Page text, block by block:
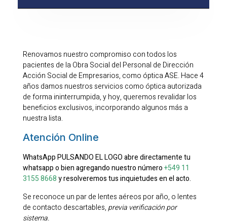
Renovamos nuestro compromiso con todos los
pacientes de la Obra Social del Personal de Dirección
Acción Social de Empresarios, como óptica ASE. Hace 4
años damos nuestros servicios como óptica autorizada
de forma ininterrumpida, y hoy, queremos revalidar los
beneficios exclusivos, incorporando algunos más a
nuestra lista.
Atención Online
WhatsApp PULSANDO EL LOGO abre directamente tu
whatsapp o bien agregando nuestro número+549 11
3155 8668y resolveremos tus inquietudes en el acto.
Se reconoce un par de lentes aéreos por año, o lentes
de contacto descartables,previa verificación por
sistema.